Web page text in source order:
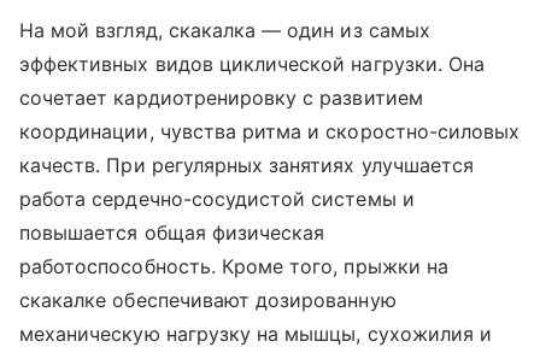
На мой взгляд, скакалка — один из самых
эффективных видов циклической нагрузки. Она
сочетает кардиотренировку с развитием
координации, чувства ритма и скоростно-силовых
качеств. При регулярных занятиях улучшается
работа сердечно-сосудистой системы и
повышается общая физическая
работоспособность. Кроме того, прыжки на
скакалке обеспечивают дозированную
механическую нагрузку на мышцы, сухожилия и